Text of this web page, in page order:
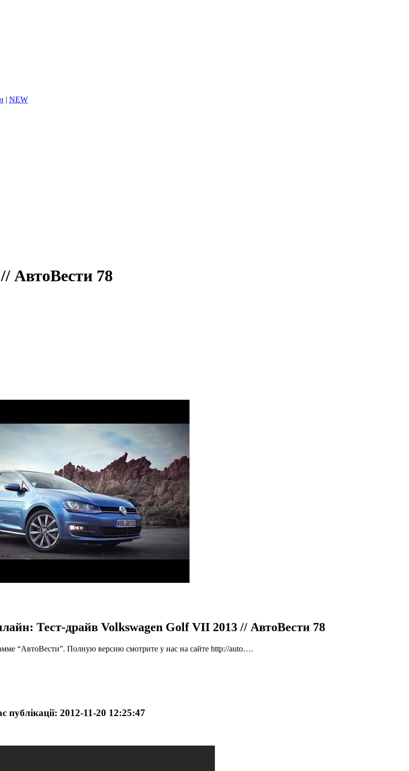
| NEW
АвтоВести 78
Тест-драйв Volkswagen Golf VII 2013 // АвтоВести 78
“АвтоВести”. Полную версию смотрите у нас на сайте http://auto….
публікації: 2012-11-20 12:25:47